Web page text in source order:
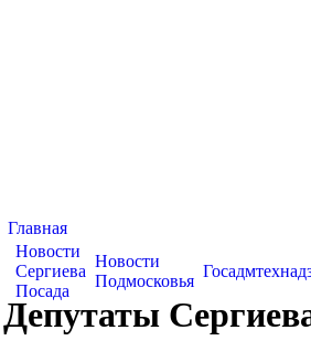
Главная
Новости
Сергиева
Посада
Новости
Подмосковья
Депутаты